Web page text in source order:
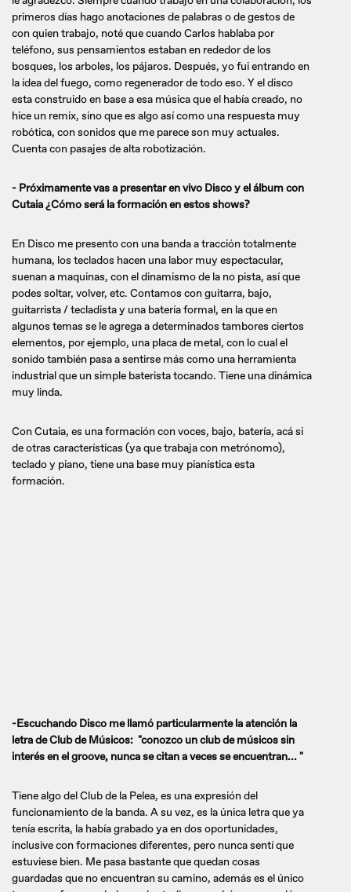
primeros días hago anotaciones de palabras o de gestos de
con quien trabajo, noté que cuando Carlos hablaba por
teléfono, sus pensamientos estaban en rededor de los
bosques, los arboles, los pájaros. Después, yo fui entrando en
la idea del fuego, como regenerador de todo eso. Y el disco
esta construido en base a esa música que el había creado, no
hice un remix, sino que es algo así como una respuesta muy
robótica, con sonidos que me parece son muy actuales.
Cuenta con pasajes de alta robotización.
- Próximamente vas a presentar en vivo Disco y el álbum con
Cutaia ¿Cómo será la formación en estos shows?
En Disco me presento con una banda a tracción totalmente
humana, los teclados hacen una labor muy espectacular,
suenan a maquinas, con el dinamismo de la no pista, así que
podes soltar, volver, etc. Contamos con guitarra, bajo,
guitarrista / tecladista y una batería formal, en la que en
algunos temas se le agrega a determinados tambores ciertos
elementos, por ejemplo, una placa de metal, con lo cual el
sonido también pasa a sentirse más como una herramienta
industrial que un simple baterista tocando. Tiene una dinámica
muy linda.
Con Cutaia, es una formación con voces, bajo, batería, acá si
de otras características (ya que trabaja con metrónomo),
teclado y piano, tiene una base muy pianística esta
formación.
-Escuchando Disco me llamó particularmente la atención la
letra de Club de Músicos: "conozco un club de músicos sin
interés en el groove, nunca se citan a veces se encuentran... "
Tiene algo del Club de la Pelea, es una expresión del
funcionamiento de la banda. A su vez, es la única letra que ya
tenía escrita, la había grabado ya en dos oportunidades,
inclusive con formaciones diferentes, pero nunca sentí que
estuviese bien. Me pasa bastante que quedan cosas
guardadas que no encuentran su camino, además es el único